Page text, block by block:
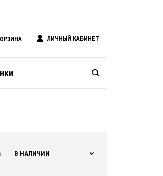
ЛИЧНЫЙ КАБИНЕТ
В НАЛИЧИИ